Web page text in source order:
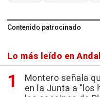
Contenido patrocinado
Lo más leído en
Montero señala
en la Junta a "los